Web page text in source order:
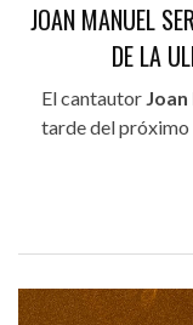
JOAN MANUEL
DE LA
El cantautor
tarde del próximo